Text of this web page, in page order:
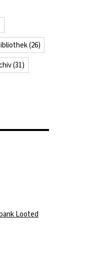
(26)
(31)
Looted